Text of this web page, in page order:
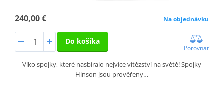
240,00 € Na objednávku
Do košíka
Porovnať
Víko spojky, které nasbíralo nejvíce vítězství na světě! Spojky
Hinson jsou prověřeny…